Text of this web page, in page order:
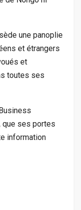
une panoplie
et étrangers
et
toutes ses
que ses portes
information